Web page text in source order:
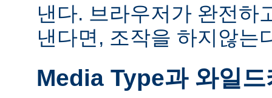
낸다. 브라우저가 완전하
낸다면, 조작을 하지않는
Media Type과 와일드